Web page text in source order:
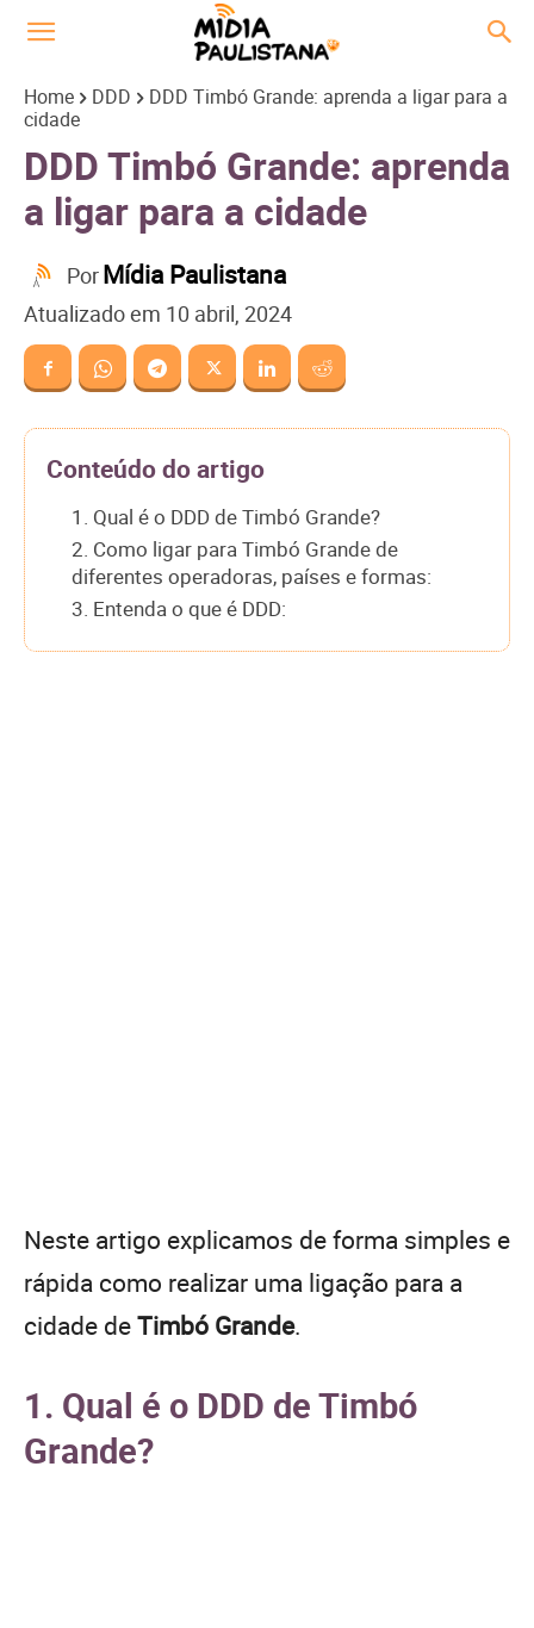
Home DDD
DDD Timbó Grande: aprenda a ligar para a
cidade
DDD Timbó Grande: aprenda
a ligar para a cidade
PorMídia Paulistana
Atualizado em 10 abril, 2024
Conteúdo do artigo
1. Qual é o DDD de Timbó Grande?
2. Como ligar para Timbó Grande de
diferentes operadoras, países e formas:
3. Entenda o que é DDD:
Neste artigo explicamos de forma simples e
rápida como realizar uma ligação para a
cidade deTimbó Grande.
1. Qual é o DDD de Timbó
Grande?